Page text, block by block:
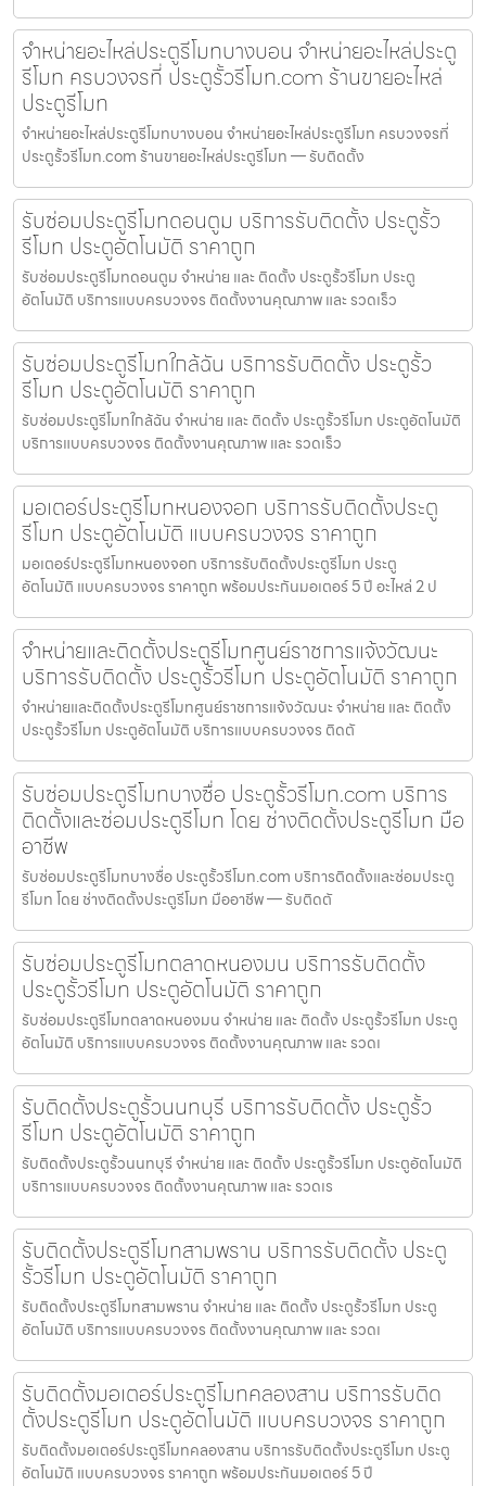
จำหน่ายอะไหล่ประตูรีโมทบางบอน จำหน่ายอะไหล่ประตู
รีโมท ครบวงจรที่ ประตูรั้วรีโมท.com ร้านขายอะไหล่
ประตูรีโมท
จำหน่ายอะไหล่ประตูรีโมทบางบอน จำหน่ายอะไหล่ประตูรีโมท ครบวงจรที่
ประตูรั้วรีโมท.com ร้านขายอะไหล่ประตูรีโมท — รับติดตั้ง
รับซ่อมประตูรีโมทดอนตูม บริการรับติดตั้ง ประตูรั้ว
รีโมท ประตูอัตโนมัติ ราคาถูก
รับซ่อมประตูรีโมทดอนตูม จำหน่าย และ ติดตั้ง ประตูรั้วรีโมท ประตู
อัตโนมัติ บริการแบบครบวงจร ติดตั้งงานคุณภาพ และ รวดเร็ว
รับซ่อมประตูรีโมทใกล้ฉัน บริการรับติดตั้ง ประตูรั้ว
รีโมท ประตูอัตโนมัติ ราคาถูก
รับซ่อมประตูรีโมทใกล้ฉัน จำหน่าย และ ติดตั้ง ประตูรั้วรีโมท ประตูอัตโนมัติ
บริการแบบครบวงจร ติดตั้งงานคุณภาพ และ รวดเร็ว
มอเตอร์ประตูรีโมทหนองจอก บริการรับติดตั้งประตู
รีโมท ประตูอัตโนมัติ แบบครบวงจร ราคาถูก
มอเตอร์ประตูรีโมทหนองจอก บริการรับติดตั้งประตูรีโมท ประตู
อัตโนมัติ แบบครบวงจร ราคาถูก พร้อมประกันมอเตอร์ 5 ปี อะไหล่ 2 ป
จำหน่ายและติดตั้งประตูรีโมทศูนย์ราชการแจ้งวัฒนะ
บริการรับติดตั้ง ประตูรั้วรีโมท ประตูอัตโนมัติ ราคาถูก
จำหน่ายและติดตั้งประตูรีโมทศูนย์ราชการแจ้งวัฒนะ จำหน่าย และ ติดตั้ง
ประตูรั้วรีโมท ประตูอัตโนมัติ บริการแบบครบวงจร ติดตั
รับซ่อมประตูรีโมทบางซื่อ ประตูรั้วรีโมท.com บริการ
ติดตั้งและซ่อมประตูรีโมท โดย ช่างติดตั้งประตูรีโมท มือ
อาชีพ
รับซ่อมประตูรีโมทบางซื่อ ประตูรั้วรีโมท.com บริการติดตั้งและซ่อมประตู
รีโมท โดย ช่างติดตั้งประตูรีโมท มืออาชีพ — รับติดตั
รับซ่อมประตูรีโมทตลาดหนองมน บริการรับติดตั้ง
ประตูรั้วรีโมท ประตูอัตโนมัติ ราคาถูก
รับซ่อมประตูรีโมทตลาดหนองมน จำหน่าย และ ติดตั้ง ประตูรั้วรีโมท ประตู
อัตโนมัติ บริการแบบครบวงจร ติดตั้งงานคุณภาพ และ รวดเ
รับติดตั้งประตูรั้วนนทบุรี บริการรับติดตั้ง ประตูรั้ว
รีโมท ประตูอัตโนมัติ ราคาถูก
รับติดตั้งประตูรั้วนนทบุรี จำหน่าย และ ติดตั้ง ประตูรั้วรีโมท ประตูอัตโนมัติ
บริการแบบครบวงจร ติดตั้งงานคุณภาพ และ รวดเร
รับติดตั้งประตูรีโมทสามพราน บริการรับติดตั้ง ประตู
รั้วรีโมท ประตูอัตโนมัติ ราคาถูก
รับติดตั้งประตูรีโมทสามพราน จำหน่าย และ ติดตั้ง ประตูรั้วรีโมท ประตู
อัตโนมัติ บริการแบบครบวงจร ติดตั้งงานคุณภาพ และ รวดเ
รับติดตั้งมอเตอร์ประตูรีโมทคลองสาน บริการรับติด
ตั้งประตูรีโมท ประตูอัตโนมัติ แบบครบวงจร ราคาถูก
รับติดตั้งมอเตอร์ประตูรีโมทคลองสาน บริการรับติดตั้งประตูรีโมท ประตู
อัตโนมัติ แบบครบวงจร ราคาถูก พร้อมประกันมอเตอร์ 5 ปี